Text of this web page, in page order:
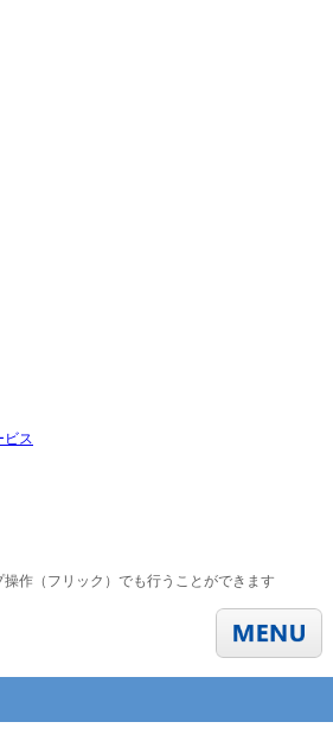
ビス
作（フリック）でも行うことができます